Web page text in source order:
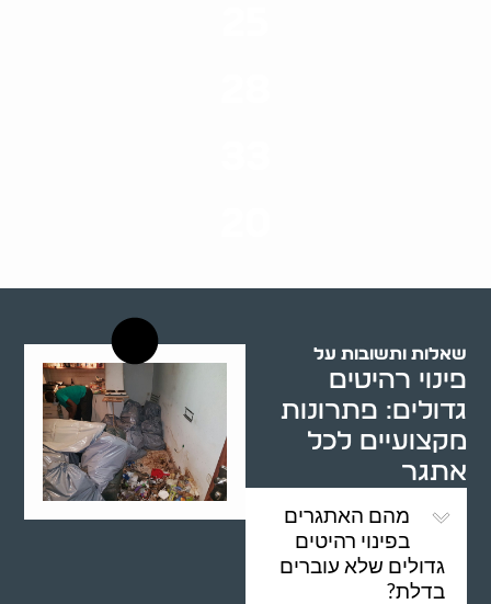
שאלות ותשובות על
פינוי רהיטים
גדולים: פתרונות
מקצועיים לכל
אתגר
מהם האתגרים
בפינוי רהיטים
גדולים שלא עוברים
בדלת?